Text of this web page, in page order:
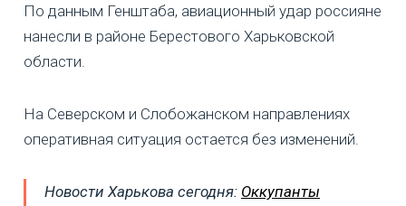
По данным Генштаба, авиационный удар россияне
нанесли в районе Берестового Харьковской
области.
На Северском и Слобожанском направлениях
оперативная ситуация остается без изменений.
Новости Харькова сегодня: Оккупанты